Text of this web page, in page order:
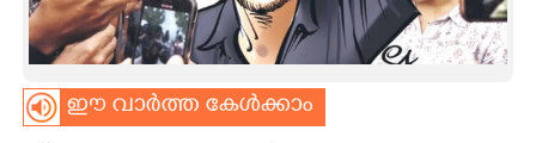
ASTRO
CARTOONS
ഈ വാർത്ത കേൾക്കാം